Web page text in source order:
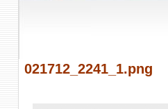
021712_2241_1.png